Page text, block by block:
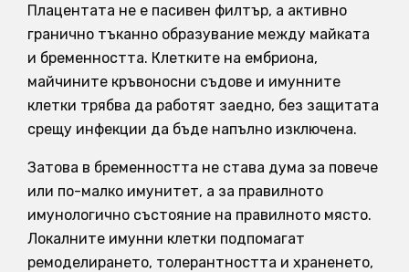
Плацентата не е пасивен филтър, а активно
гранично тъканно образувание между майката
и бременността. Клетките на ембриона,
майчините кръвоносни съдове и имунните
клетки трябва да работят заедно, без защитата
срещу инфекции да бъде напълно изключена.
Затова в бременността не става дума за повече
или по-малко имунитет, а за правилното
имунологично състояние на правилното място.
Локалните имунни клетки подпомагат
ремоделирането, толерантността и храненето,